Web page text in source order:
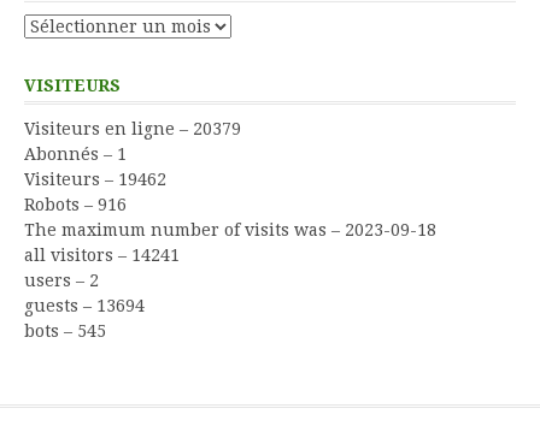
Archives
VISITEURS
Visiteurs en ligne – 20379
Abonnés – 1
Visiteurs – 19462
Robots – 916
The maximum number of visits was – 2023-09-18
all visitors – 14241
users – 2
guests – 13694
bots – 545